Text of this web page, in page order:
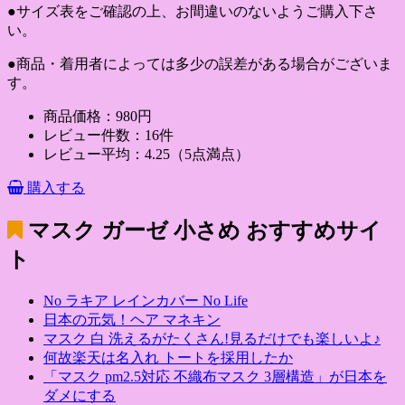
●サイズ表をご確認の上、お間違いのないようご購入下さ
い。
●商品・着用者によっては多少の誤差がある場合がございま
す。
商品価格：980円
レビュー件数：16件
レビュー平均：4.25（5点満点）
購入する
マスク ガーゼ 小さめ おすすめサイ
ト
No ラキア レインカバー No Life
日本の元気！ヘア マネキン
マスク 白 洗えるがたくさん!見るだけでも楽しいよ♪
何故楽天は名入れ トートを採用したか
「マスク pm2.5対応 不織布マスク 3層構造」が日本を
ダメにする